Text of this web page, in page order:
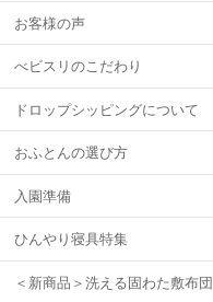
お客様の声
べビスリのこだわり
ドロップシッピングについて
おふとんの選び方
入園準備
ひんやり寝具特集
＜新商品＞洗える固わた敷布団